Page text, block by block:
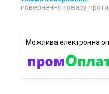
повернення товару